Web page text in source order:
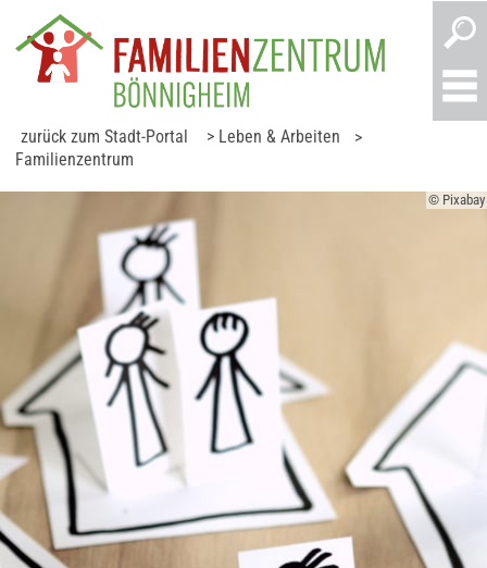
zurück zum Stadt-Portal > Leben & Arbeiten
>
Familienzentrum
© Pixabay